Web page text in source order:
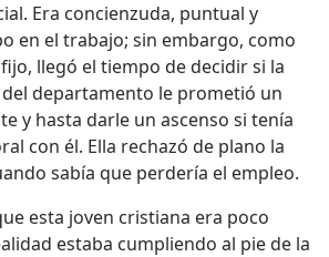
Era concienzuda, puntual y
en el trabajo; sin embargo, como
llegó el tiempo de decidir si la
del departamento le prometió un
y hasta darle un ascenso si tenía
con él. Ella rechazó de plano la
sabía que perdería el empleo.
esta joven cristiana era poco
estaba cumpliendo al pie de la